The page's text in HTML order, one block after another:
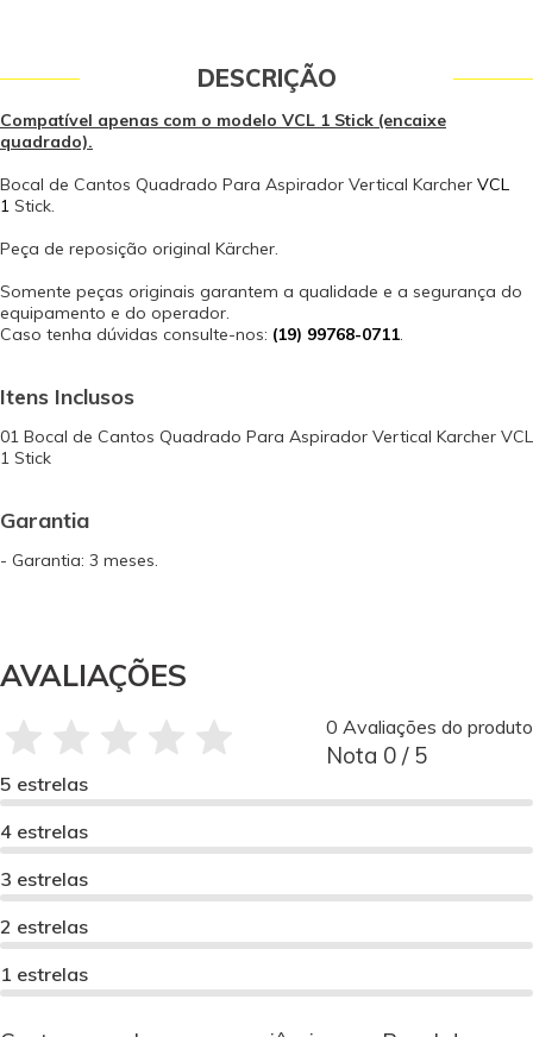
DESCRIÇÃO
Compatível apenas com o modelo VCL 1 Stick (encaixe
quadrado).
Bocal de Cantos Quadrado Para Aspirador Vertical Karcher VCL
1 Stick.
Peça de reposição original Kärcher.
Somente peças originais garantem a qualidade e a segurança do
equipamento e do operador.
Caso tenha dúvidas consulte-nos: (19) 99768-0711.
Itens Inclusos
01 Bocal de Cantos Quadrado Para Aspirador Vertical Karcher VCL
1 Stick
Garantia
- Garantia: 3 meses.
AVALIAÇÕES
0 Avaliações do produto
Nota 0 / 5
5 estrelas
4 estrelas
3 estrelas
2 estrelas
1 estrelas